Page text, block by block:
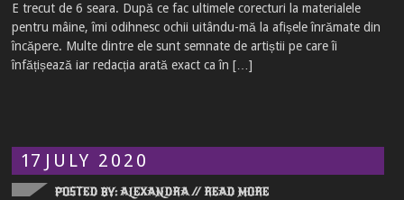
E trecut de 6 seara. După ce fac ultimele corecturi la materialele
pentru mâine, îmi odihnesc ochii uitându-mă la afișele înrămate din
încăpere. Multe dintre ele sunt semnate de artiștii pe care îi
înfățișează iar redacția arată exact ca în […]
17 JULY 2020
POSTED BY: ALEXANDRA // READ MORE